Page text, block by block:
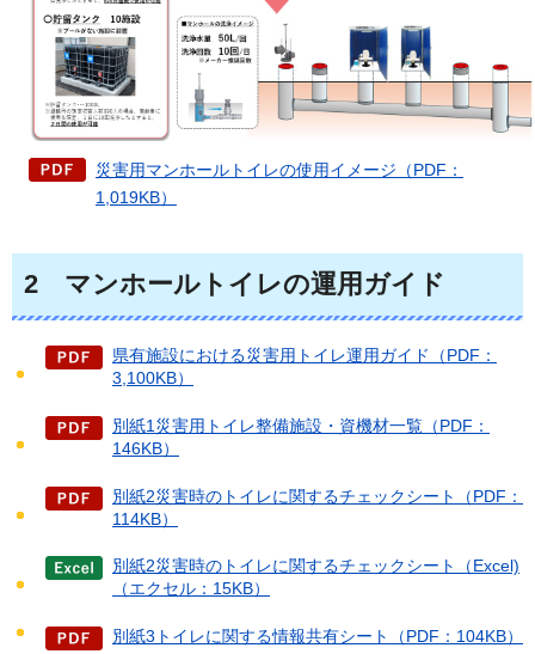
災害用マンホールトイレの使用イメージ（PDF：
1,019KB）
2 マンホールトイレの運用ガイド
県有施設における災害用トイレ運用ガイド（PDF：
3,100KB）
別紙1災害用トイレ整備施設・資機材一覧（PDF：
146KB）
別紙2災害時のトイレに関するチェックシート（PDF：
114KB）
別紙2災害時のトイレに関するチェックシート（Excel)
（エクセル：15KB）
別紙3トイレに関する情報共有シート（PDF：104KB）